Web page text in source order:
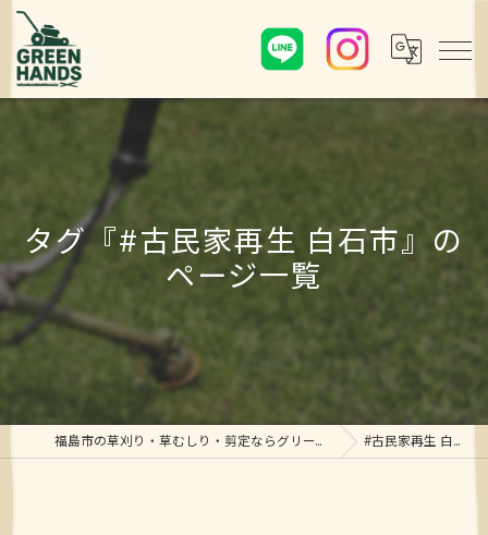
タグ『#古民家再生 白石市』の
ページ一覧
福島市の草刈り・草むしり・剪定ならグリーンハンズ #古民家再生 白石市